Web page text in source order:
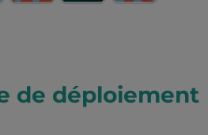
de déploiement